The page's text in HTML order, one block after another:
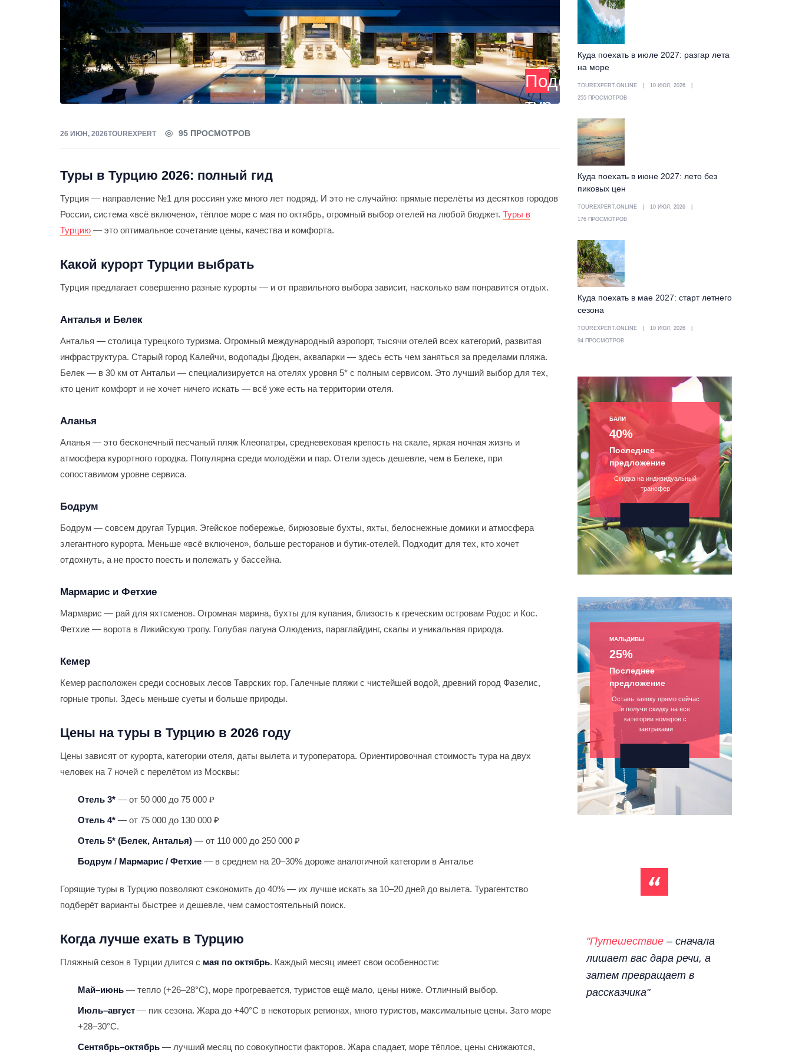
Подобрать
тур
26 ИЮН, 2026TOUREXPERT 95 ПРОСМОТРОВ
Туры в Турцию 2026: полный гид
Турция — направление №1 для россиян уже много лет подряд. И это не случайно: прямые перелёты из десятков городов
России, система «всё включено», тёплое море с мая по октябрь, огромный выбор отелей на любой бюджет. Туры в
Турцию — это оптимальное сочетание цены, качества и комфорта.
Какой курорт Турции выбрать
Турция предлагает совершенно разные курорты — и от правильного выбора зависит, насколько вам понравится отдых.
Анталья и Белек
Анталья — столица турецкого туризма. Огромный международный аэропорт, тысячи отелей всех категорий, развитая
инфраструктура. Старый город Калейчи, водопады Дюден, аквапарки — здесь есть чем заняться за пределами пляжа.
Белек — в 30 км от Антальи — специализируется на отелях уровня 5* с полным сервисом. Это лучший выбор для тех,
кто ценит комфорт и не хочет ничего искать — всё уже есть на территории отеля.
Аланья
Аланья — это бесконечный песчаный пляж Клеопатры, средневековая крепость на скале, яркая ночная жизнь и
атмосфера курортного городка. Популярна среди молодёжи и пар. Отели здесь дешевле, чем в Белеке, при
сопоставимом уровне сервиса.
Бодрум
Бодрум — совсем другая Турция. Эгейское побережье, бирюзовые бухты, яхты, белоснежные домики и атмосфера
элегантного курорта. Меньше «всё включено», больше ресторанов и бутик-отелей. Подходит для тех, кто хочет
отдохнуть, а не просто поесть и полежать у бассейна.
Мармарис и Фетхие
Мармарис — рай для яхтсменов. Огромная марина, бухты для купания, близость к греческим островам Родос и Кос.
Фетхие — ворота в Ликийскую тропу. Голубая лагуна Олюдениз, параглайдинг, скалы и уникальная природа.
Кемер
Кемер расположен среди сосновых лесов Таврских гор. Галечные пляжи с чистейшей водой, древний город Фазелис,
горные тропы. Здесь меньше суеты и больше природы.
Цены на туры в Турцию в 2026 году
Цены зависят от курорта, категории отеля, даты вылета и туроператора. Ориентировочная стоимость тура на двух
человек на 7 ночей с перелётом из Москвы:
Отель 3* — от 50 000 до 75 000 ₽
Отель 4* — от 75 000 до 130 000 ₽
Отель 5* (Белек, Анталья) — от 110 000 до 250 000 ₽
Бодрум / Мармарис / Фетхие — в среднем на 20–30% дороже аналогичной категории в Анталье
Горящие туры в Турцию позволяют сэкономить до 40% — их лучше искать за 10–20 дней до вылета. Турагентство
подберёт варианты быстрее и дешевле, чем самостоятельный поиск.
Когда лучше ехать в Турцию
Пляжный сезон в Турции длится с мая по октябрь. Каждый месяц имеет свои особенности:
Май–июнь — тепло (+26–28°С), море прогревается, туристов ещё мало, цены ниже. Отличный выбор.
Июль–август — пик сезона. Жара до +40°С в некоторых регионах, много туристов, максимальные цены. Зато море
+28–30°С.
Сентябрь–октябрь — лучший месяц по совокупности факторов. Жара спадает, море тёплое, цены снижаются,
Куда поехать в июле 2027: разгар лета
на море
TOUREXPERT.ONLINE 10 ИЮЛ, 2026
255 ПРОСМОТРОВ
Куда поехать в июне 2027: лето без
пиковых цен
TOUREXPERT.ONLINE 10 ИЮЛ, 2026
176 ПРОСМОТРОВ
Куда поехать в мае 2027: старт летнего
сезона
TOUREXPERT.ONLINE 10 ИЮЛ, 2026
94 ПРОСМОТРОВ
БАЛИ
40%
Последнее
предложение
Скидка на индивидуальный
трансфер
МАЛЬДИВЫ
25%
Последнее
предложение
Оставь заявку прямо сейчас
и получи скидку на все
категории номеров с
завтраками
"Путешествие– сначала
лишает вас дара речи, а
затем превращает в
рассказчика"